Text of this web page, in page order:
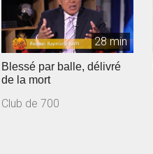
28 min
Blessé par balle, délivré
de la mort
Club de 700